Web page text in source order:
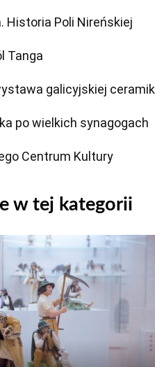
Historia Poli Nireńskiej
Tanga
galicyjskiej
po wielkich synagogach
Centrum Kultury
w tej kategorii